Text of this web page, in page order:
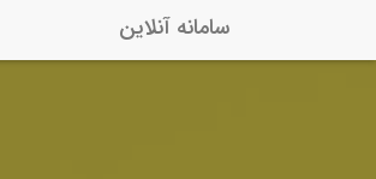
سامانه آنلاین